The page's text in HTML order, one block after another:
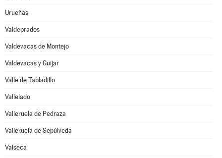
Urueñas
Valdeprados
Valdevacas de Montejo
Valdevacas y Guijar
Valle de Tabladillo
Vallelado
Valleruela de Pedraza
Valleruela de Sepúlveda
Valseca